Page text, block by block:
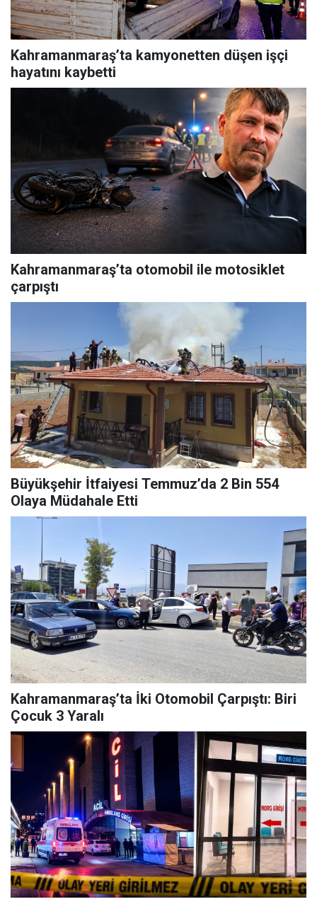
Kahramanmaraş’ta kamyonetten düşen işçi
hayatını kaybetti
Kahramanmaraş’ta otomobil ile motosiklet
çarpıştı
Büyükşehir İtfaiyesi Temmuz’da 2 Bin 554
Olaya Müdahale Etti
Kahramanmaraş’ta İki Otomobil Çarpıştı: Biri
Çocuk 3 Yaralı